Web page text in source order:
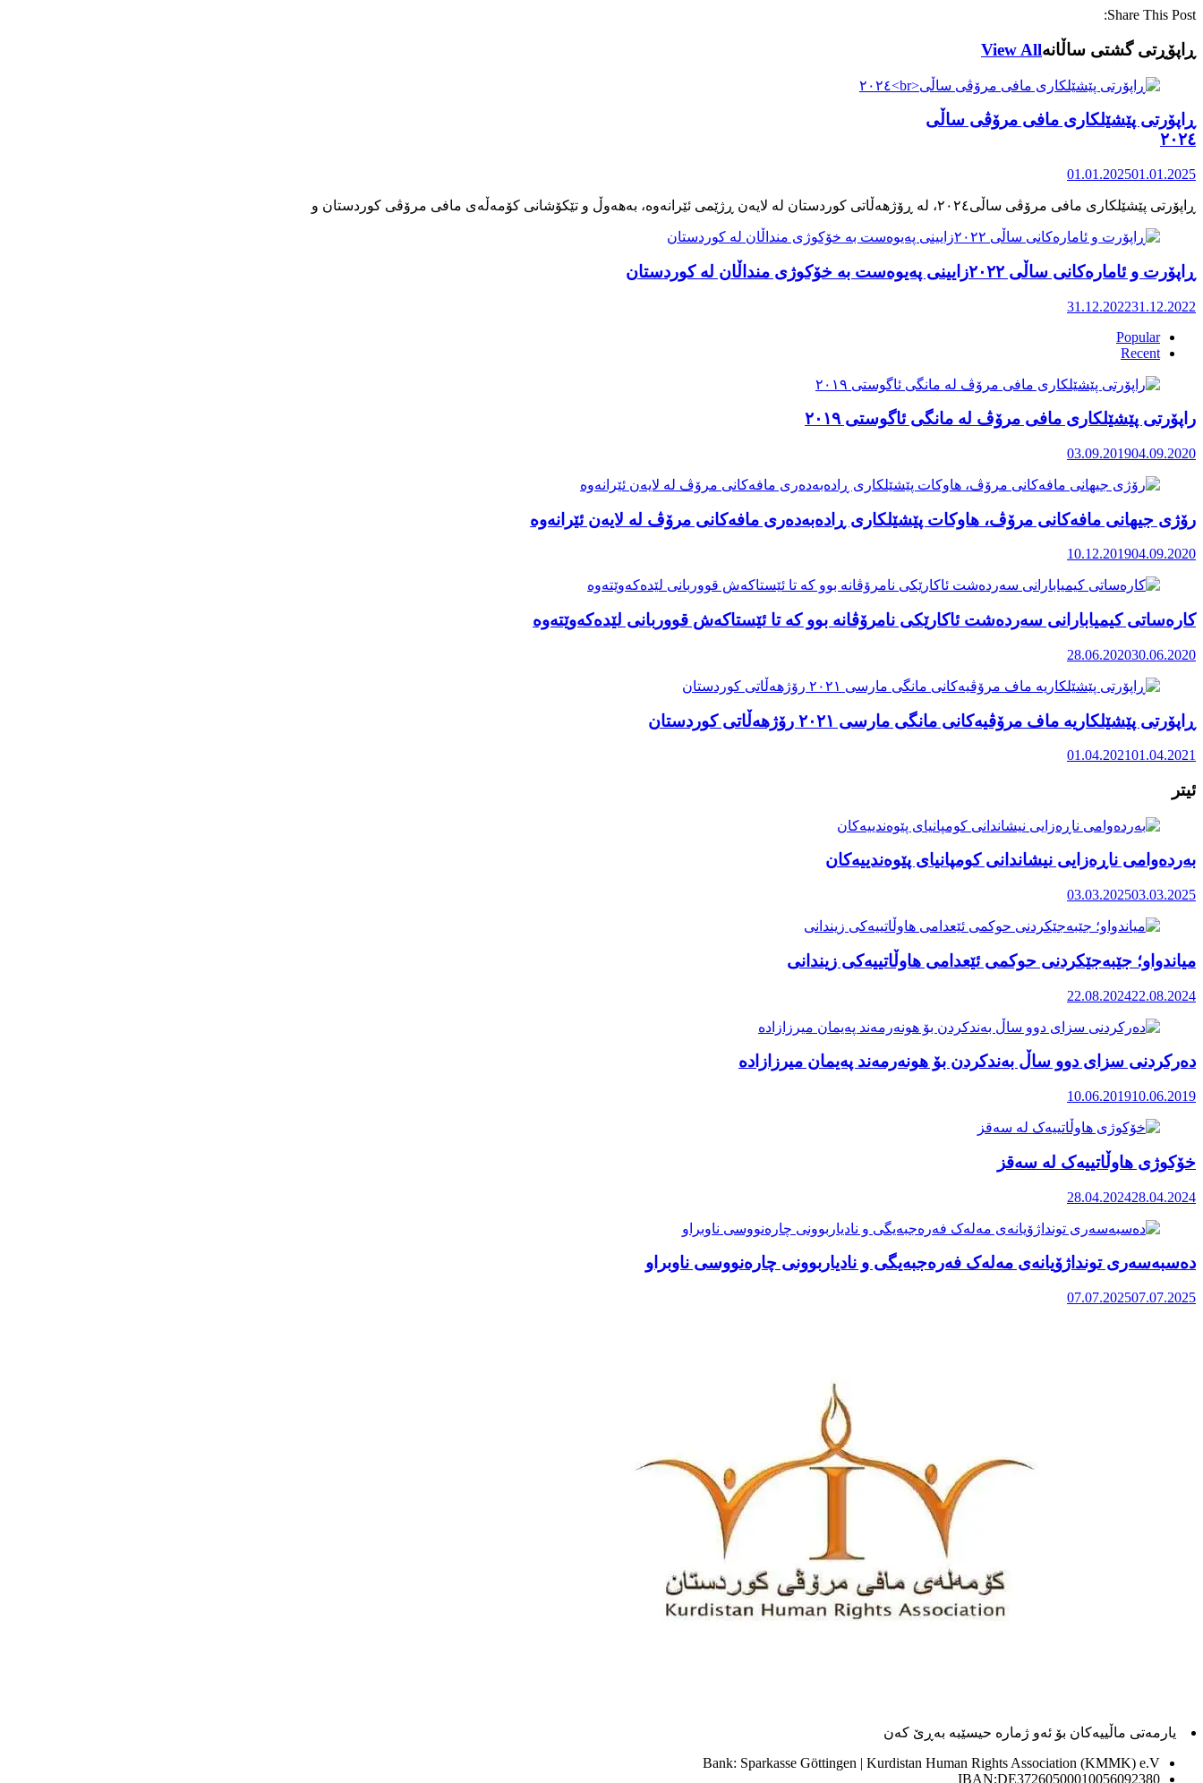
Share This Post:
ڕاپۆڕتی گشتی ساڵانهView All
ڕاپۆرتی پێشێلکاری مافی مرۆڤی ساڵی
٢٠٢٤
01.01.202501.01.2025
ڕاپۆرت و ئامارەکانی ساڵی ٢٠٢٢زایینی پەیوەست بە خۆکوژی منداڵان لە کوردستان
31.12.202231.12.2022
Popular
Recent
راپۆرتی پێشێلكاری مافی مرۆڤ له‌ مانگی ئاگوستی ٢٠١٩
03.09.201904.09.2020
رۆژی جیهانی مافەکانی مرۆڤ، هاوکات پێشێلکاری ڕادەبەدەری مافەکانی مرۆڤ لە لایەن ئێرانەوە
10.12.201904.09.2020
کارەساتی کیمیابارانی سەردەشت ئاکارێکی نامرۆڤانە بوو کە تا ئێستاکەش قووربانی لێدەکەوێتەوە
28.06.202030.06.2020
ڕاپۆرتی پێشێلکاریە ماف مرۆڤیەکانی مانگی مارسی ٢٠٢١ رۆژهەڵاتی کوردستان
01.04.202101.04.2021
ئیتر
بەردەوامی ناڕەزایی نیشاندانی کومپانیای پێوەندییەکان
03.03.202503.03.2025
میاندواو؛ جێبەجێکردنی حوکمی ئێعدامی هاوڵاتییەکی زیندانی
22.08.202422.08.2024
دەرکردنی سزای دوو ساڵ بەندکردن بۆ هونەرمەند پەیمان میرزازادە
10.06.201910.06.2019
خۆکوژی هاوڵاتییەک لە سەقز
28.04.202428.04.2024
دەسبەسەری تونداژۆیانەی مەلەک فەرەجبەیگی و نادیاربوونی چارەنووسی ناوبراو
07.07.202507.07.2025
یارمەتی ماڵییەکان بۆ ئەو ژماره حیسێبە بەڕێ کەن
Bank: Sparkasse Göttingen | Kurdistan Human Rights Association (KMMK) e.V
IBAN:DE37260500010056092380